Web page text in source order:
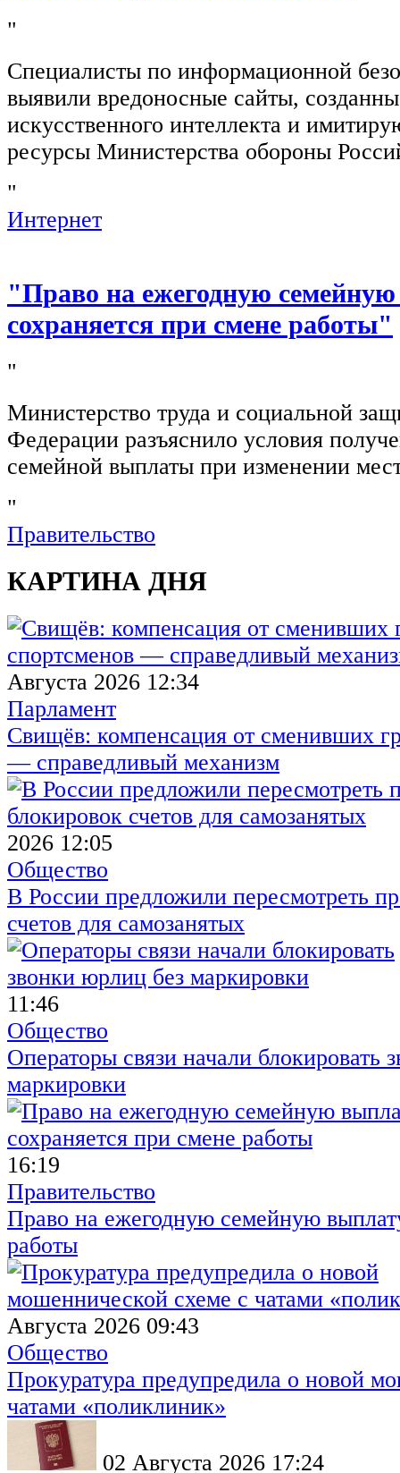
"
Специалисты по информационной
выявили вредоносные сайты,
искусственного интеллекта и
ресурсы Министерства обороны
"
Интернет
"Право на ежегодную
сохраняется при смене работы"
"
Министерство труда и социальной
Федерации разъяснило условия
семейной выплаты при изменении
"
Правительство
КАРТИНА ДНЯ
Августа 2026 12:34
Парламент
Свищёв: компенсация от сменивших
— справедливый механизм
2026 12:05
Общество
В России предложили пересмотреть
счетов для самозанятых
11:46
Общество
Операторы связи начали блокировать
маркировки
16:19
Правительство
Право на ежегодную семейную
работы
Августа 2026 09:43
Общество
Прокуратура предупредила о новой
чатами «поликлиник»
02 Августа 2026 17:24